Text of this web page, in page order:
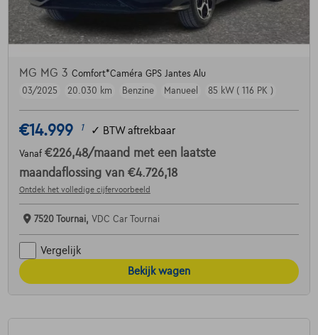
MG MG 3 Comfort*Caméra GPS Jantes Alu
03/2025
20.030 km Benzine Manueel 85 kW ( 116 PK )
€14.999 1 ✓ BTW aftrekbaar
Vanaf €226,48/maand met een laatste
maandaflossing van €4.726,18
Ontdek het volledige cijfervoorbeeld
7520 Tournai, VDC Car Tournai
Vergelijk
Bekijk wagen